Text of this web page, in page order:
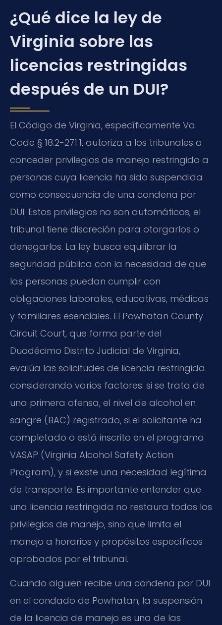
¿Qué dice la ley de
Virginia sobre las
licencias restringidas
después de un DUI?
El Código de Virginia, específicamente Va.
Code § 18.2-271.1, autoriza a los tribunales a
conceder privilegios de manejo restringido a
personas cuya licencia ha sido suspendida
como consecuencia de una condena por
DUI. Estos privilegios no son automáticos; el
tribunal tiene discreción para otorgarlos o
denegarlos. La ley busca equilibrar la
seguridad pública con la necesidad de que
las personas puedan cumplir con
obligaciones laborales, educativas, médicas
y familiares esenciales. El Powhatan County
Circuit Court, que forma parte del
Duodécimo Distrito Judicial de Virginia,
evalúa las solicitudes de licencia restringida
considerando varios factores: si se trata de
una primera ofensa, el nivel de alcohol en
sangre (BAC) registrado, si el solicitante ha
completado o está inscrito en el programa
VASAP (Virginia Alcohol Safety Action
Program), y si existe una necesidad legítima
de transporte. Es importante entender que
una licencia restringida no restaura todos los
privilegios de manejo, sino que limita el
manejo a horarios y propósitos específicos
aprobados por el tribunal.
Cuando alguien recibe una condena por DUI
en el condado de Powhatan, la suspensión
de la licencia de manejo es una de las